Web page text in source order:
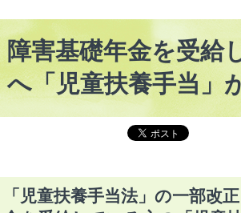
障害基礎年金を受給
へ「児童扶養手当」
「児童扶養手当法」の一部改